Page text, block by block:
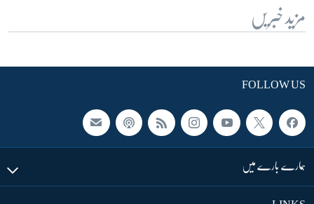
مزید خبریں
FOLLOW US
ہمارے بارے میں